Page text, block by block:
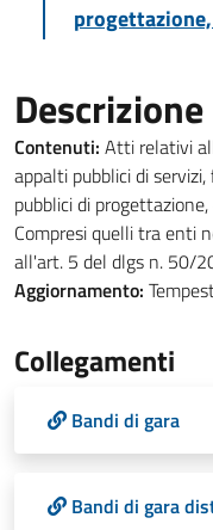
Descrizione
Contenuti: Atti relativi
appalti pubblici di
pubblici di
Compresi quelli tra enti
all'art. 5 del dlgs n. 50/
Aggiornamento:
Collegamenti
Bandi di gara
Bandi di gara